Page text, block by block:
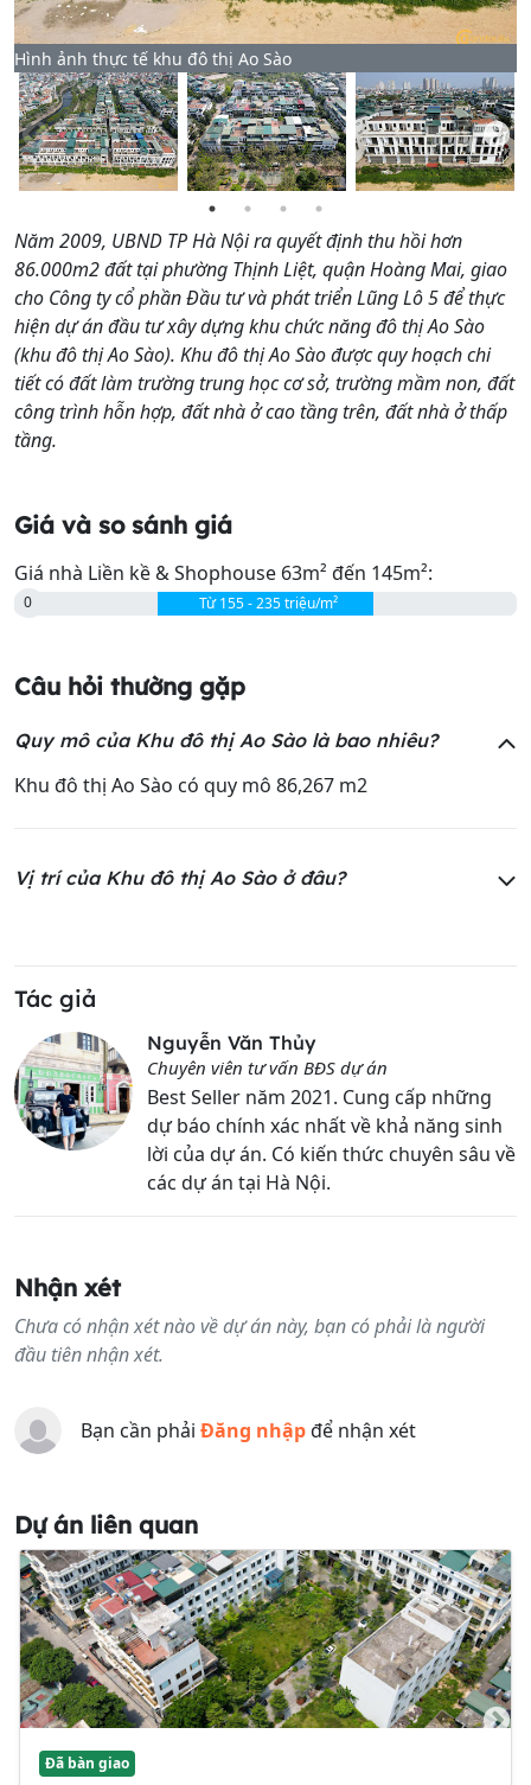
Athena English
89 Nguyễn Đức Cảnh, Hoàng Văn Thụ
1.3 km
Trường Mầm Non Myca
1 Đền Lừ 3, Hoàng Văn Thụ
1.3 km
Trung tâm Anh ngữ EQi WORLD
59 Nguyễn Đức Cảnh, Tương Mai
1.4 km
Trường THCS Tân Mai
147 Phố Tân Mai, Tân Mai
0.9 km
Trường THPT Trương Định
Số 204 Phố Tân Mai, Tân Mai
0.7 km
Lexington Estate - Lung Lo 5
XVG2+5RX, Unnamed Road, Hoàng Mai
0.0 km
Trung tâm anh ngữ Wonderland
Hình ảnh thực tế khu đô thị Ao Sào
Năm 2009, UBND TP Hà Nội ra quyết định thu hồi hơn
86.000m2 đất tại phường Thịnh Liệt, quận Hoàng Mai, giao
cho Công ty cổ phần Đầu tư và phát triển Lũng Lô 5 để thực
hiện dự án đầu tư xây dựng khu chức năng đô thị Ao Sào
(khu đô thị Ao Sào). Khu đô thị Ao Sào được quy hoạch chi
tiết có đất làm trường trung học cơ sở, trường mầm non, đất
công trình hỗn hợp, đất nhà ở cao tầng trên, đất nhà ở thấp
tầng.
Giá và so sánh giá
Giá nhà Liền kề & Shophouse 63m² đến 145m²:
0 Từ 155 - 235 triệu/m²
Câu hỏi thường gặp
Quy mô của Khu đô thị Ao Sào là bao nhiêu?
Khu đô thị Ao Sào có quy mô 86,267 m2
Vị trí của Khu đô thị Ao Sào ở đâu?
Tác giả
Nguyễn Văn Thủy
Chuyên viên tư vấn BĐS dự án
Best Seller năm 2021. Cung cấp những
dự báo chính xác nhất về khả năng sinh
lời của dự án. Có kiến thức chuyên sâu về
các dự án tại Hà Nội.
Nhận xét
Chưa có nhận xét nào về dự án này, bạn có phải là người
đầu tiên nhận xét.
Bạn cần phải Đăng nhậpđể nhận xét
Dự án liên quan
Đã bàn giao